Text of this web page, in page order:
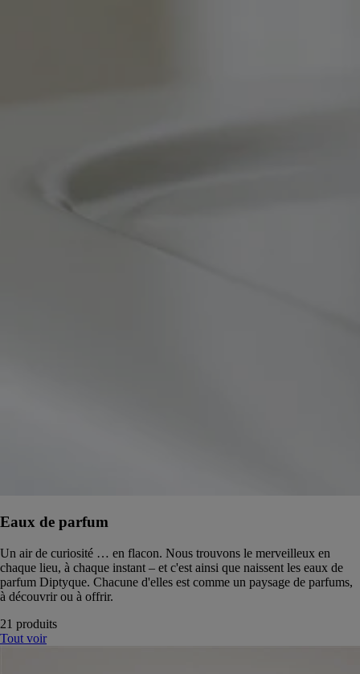
Eaux de parfum
Un air de curiosité … en flacon. Nous trouvons le merveilleux en
chaque lieu, à chaque instant – et c'est ainsi que naissent les eaux de
parfum Diptyque. Chacune d'elles est comme un paysage de parfums,
à découvrir ou à offrir.
21 produits
Tout voir